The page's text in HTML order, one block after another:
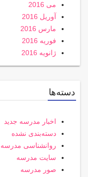
می 2016
آوریل 2016
مارس 2016
فوریه 2016
ژانویه 2016
دسته‌ها
اخبار مدرسه جدید
دسته‌بندی نشده
روانشناسی مدرسه
سایت مدرسه
صور مدرسه